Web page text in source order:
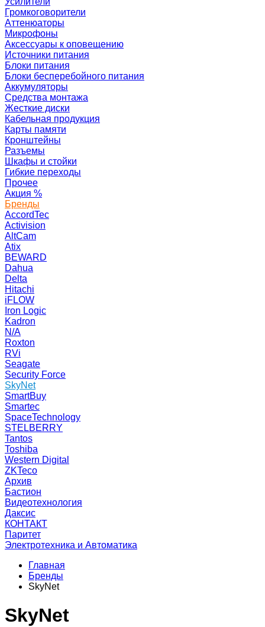
Громкоговорители
Аттенюаторы
Микрофоны
Аксессуары к оповещению
Источники питания
Блоки питания
Блоки бесперебойного питания
Аккумуляторы
Средства монтажа
Жесткие диски
Кабельная продукция
Карты памяти
Кронштейны
Разъемы
Шкафы и стойки
Гибкие переходы
Прочее
Акция %
Бренды
AccordTec
Activision
AltCam
Atix
BEWARD
Dahua
Delta
Hitachi
iFLOW
Iron Logic
Kadron
N/A
Roxton
RVi
Seagate
Security Force
SkyNet
SmartBuy
Smartec
SpaceTechnology
STELBERRY
Tantos
Toshiba
Western Digital
ZKTeco
Архив
Бастион
Видеотехнология
Даксис
КОНТАКТ
Паритет
Электротехника и Автоматика
Главная
Бренды
SkyNet
SkyNet